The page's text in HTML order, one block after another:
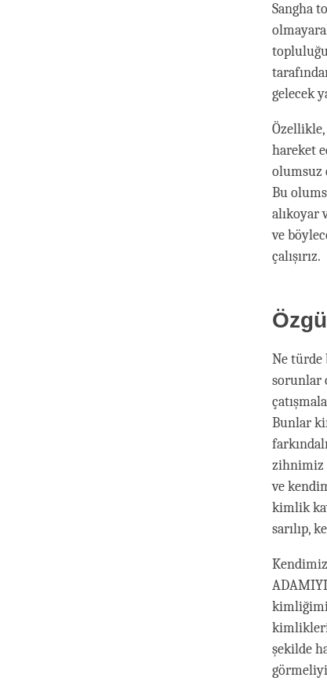
Sangha
gelecek
Özellikle,
hareket
olumsuz
Bu
alıkoyar
ve
çalışırız.
Ne türde
sorunlar
Bunlar
zihnimiz
ve
kimlik
sarılıp,
kimlikleri
şekilde